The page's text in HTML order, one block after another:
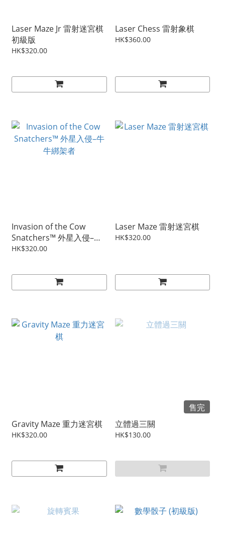
Laser Maze Jr 雷射迷宮棋
初級版
HK$320.00
Laser Chess 雷射象棋
HK$360.00
Invasion of the Cow
Snatchers™ 外星入侵–牛
牛綁架者
HK$320.00
Laser Maze 雷射迷宮棋
HK$320.00
Gravity Maze 重力迷宮棋
HK$320.00
售完
立體過三關
HK$130.00